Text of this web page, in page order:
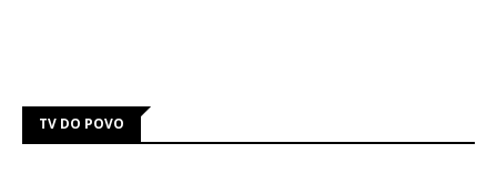
TV DO POVO